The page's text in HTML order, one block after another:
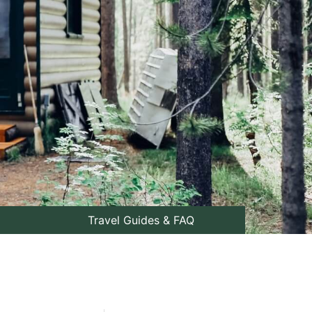
Travel Guides & FAQ